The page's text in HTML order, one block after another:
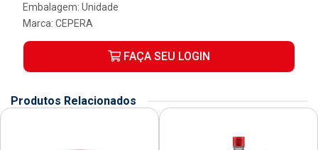
Embalagem: Unidade
Marca: CEPERA
FAÇA SEU LOGIN
Produtos Relacionados